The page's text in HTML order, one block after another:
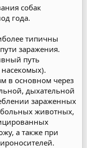
собак
года.
типичны
заражения.
путь
в основном через
дыхательной
зараженных
животных,
а также при